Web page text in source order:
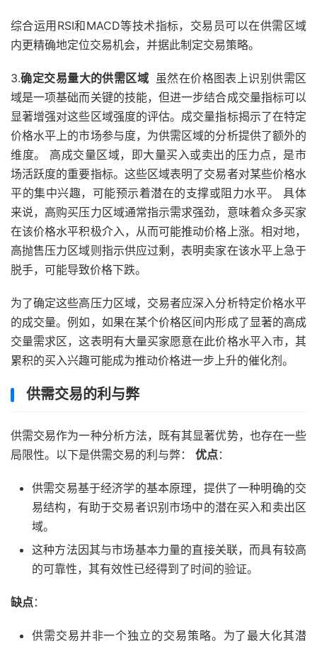
综合运用RSI和MACD等技术指标，交易员可以在供需区域
内更精确地定位交易机会，并据此制定交易策略。
3.确定交易量大的供需区域 虽然在价格图表上识别供需区
域是一项基础而关键的技能，但进一步结合成交量指标可以
显著增强对这些区域强度的评估。成交量指标揭示了在特定
价格水平上的市场参与度，为供需区域的分析提供了额外的
维度。 高成交量区域，即大量买入或卖出的压力点，是市
场活跃度的重要指标。这些区域表明了交易者对某些价格水
平的集中兴趣，可能预示着潜在的支撑或阻力水平。 具体
来说，高购买压力区域通常指示需求强劲，意味着众多买家
在该价格水平积极介入，从而可能推动价格上涨。相对地，
高抛售压力区域则指示供应过剩，表明卖家在该水平上急于
脱手，可能导致价格下跌。
为了确定这些高压力区域，交易者应深入分析特定价格水平
的成交量。例如，如果在某个价格区间内形成了显著的高成
交量需求区，这表明有大量买家愿意在此价格水平入市，其
累积的买入兴趣可能成为推动价格进一步上升的催化剂。
供需交易的利与弊
供需交易作为一种分析方法，既有其显著优势，也存在一些
局限性。以下是供需交易的利与弊： 优点：
供需交易基于经济学的基本原理，提供了一种明确的交
易结构，有助于交易者识别市场中的潜在买入和卖出区
域。
这种方法因其与市场基本力量的直接关联，而具有较高
的可靠性，其有效性已经得到了时间的验证。
缺点：
供需交易并非一个独立的交易策略。为了最大化其潜